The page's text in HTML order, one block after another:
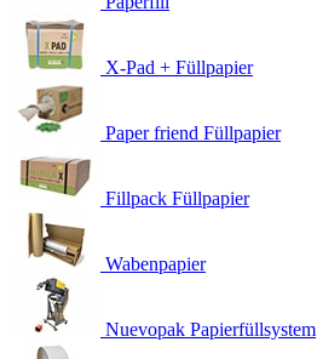
X-Pad + Füllpapier
Paper friend Füllpapier
Fillpack Füllpapier
Wabenpapier
Nuevopak Papierfüllsystem